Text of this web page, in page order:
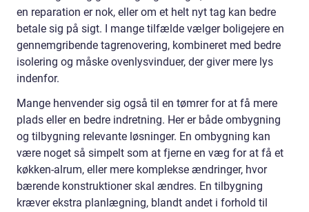
en reparation er nok, eller om et helt nyt tag kan bedre
betale sig på sigt. I mange tilfælde vælger boligejere en
gennemgribende tagrenovering, kombineret med bedre
isolering og måske ovenlysvinduer, der giver mere lys
indenfor.
Mange henvender sig også til en tømrer for at få mere
plads eller en bedre indretning. Her er både ombygning
og tilbygning relevante løsninger. En ombygning kan
være noget så simpelt som at fjerne en væg for at få et
køkken-alrum, eller mere komplekse ændringer, hvor
bærende konstruktioner skal ændres. En tilbygning
kræver ekstra planlægning, blandt andet i forhold til